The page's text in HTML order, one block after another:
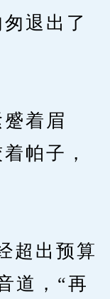
退出了
着眉
帕子，
出预算
道，“再